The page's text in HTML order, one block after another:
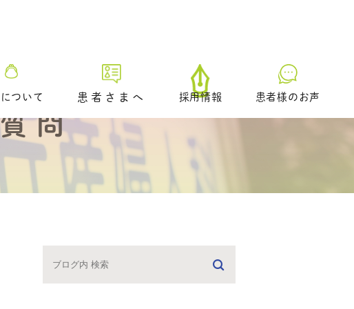
ついて 患者さまへ
初診の方へ
プレ妊活／ブライダルチェッ
かお悩みの方へ
採用情報 患者様のお声
問